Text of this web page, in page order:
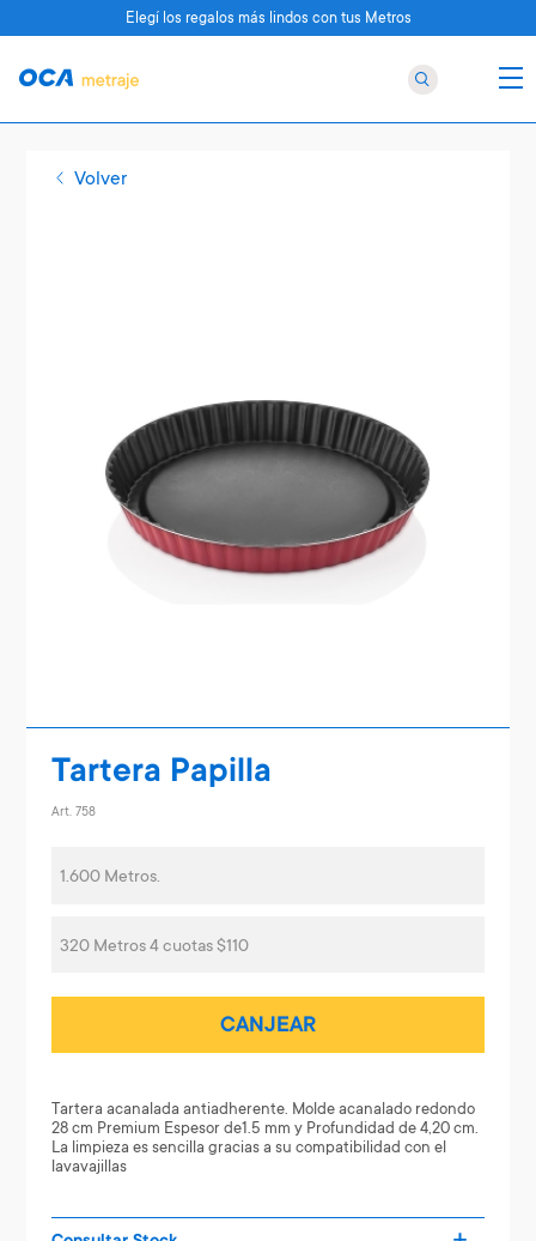
Volver
Tartera Papilla
Art. 758
1.600 Metros.
320 Metros 4 cuotas $110
CANJEAR
Tartera acanalada antiadherente. Molde acanalado redondo
28 cm Premium Espesor de1.5 mm y Profundidad de 4,20 cm.
La limpieza es sencilla gracias a su compatibilidad con el
lavavajillas
Elegí los regalos más lindos con tus Metros